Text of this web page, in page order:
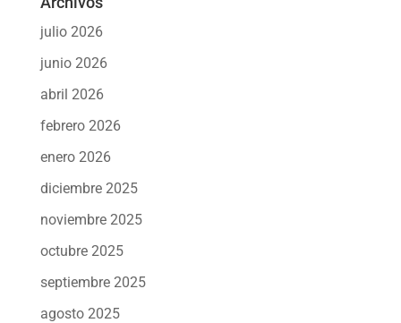
julio 2026
junio 2026
abril 2026
febrero 2026
enero 2026
diciembre 2025
noviembre 2025
octubre 2025
septiembre 2025
agosto 2025